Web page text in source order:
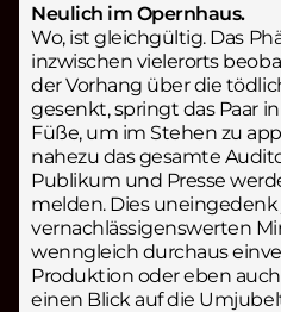
Neulich im Opernhaus.
Wo, ist gleichgültig. Das
inzwischen vielerorts
der Vorhang über die
gesenkt, springt das Paar
Füße, um im Stehen zu
nahezu das gesamte
Publikum und Presse
melden. Dies
vernachlässigenswerten
wenngleich durchaus
Produktion oder eben
einen Blick auf die